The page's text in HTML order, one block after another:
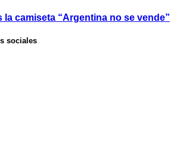
la camiseta “Argentina no se vende”
sociales